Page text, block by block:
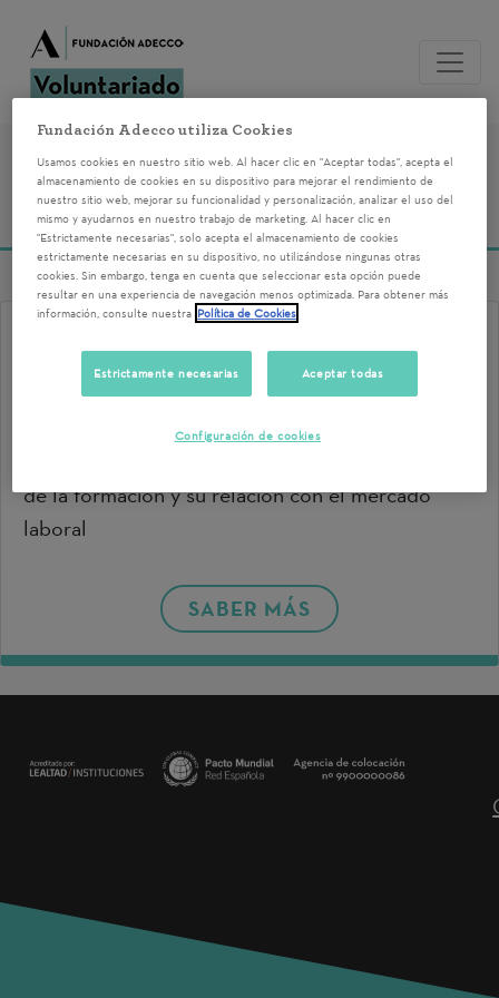
Voluntariados del
26/05/2022
hacia el empleo
de la formación y su relación con el mercado
laboral
SABER MÁS
Fundación Adecco utiliza Cookies
Usamos cookies en nuestro sitio web. Al hacer clic en "Aceptar todas", acepta el
almacenamiento de cookies en su dispositivo para mejorar el rendimiento de
nuestro sitio web, mejorar su funcionalidad y personalización, analizar el uso del
mismo y ayudarnos en nuestro trabajo de marketing. Al hacer clic en
"Estrictamente necesarias", solo acepta el almacenamiento de cookies
estrictamente necesarias en su dispositivo, no utilizándose ningunas otras
cookies. Sin embargo, tenga en cuenta que seleccionar esta opción puede
resultar en una experiencia de navegación menos optimizada. Para obtener más
información, consulte nuestra Política de Cookies
Estrictamente necesarias Aceptar todas
Configuración de cookies